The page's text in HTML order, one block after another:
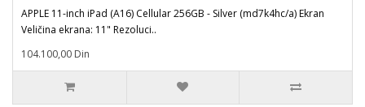
APPLE 11-inch iPad (A16) Cellular 256GB - Silver (md7k4hc/a) Ekran
Veličina ekrana: 11" Rezoluci..
104.100,00 Din